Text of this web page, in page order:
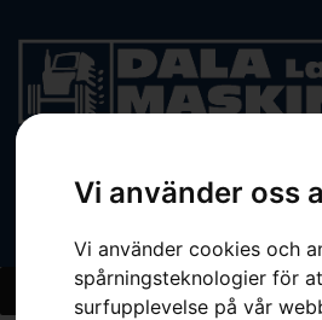
Vi använder oss
Vi använder cookies och
spårningsteknologier för
surfupplevelse på vår